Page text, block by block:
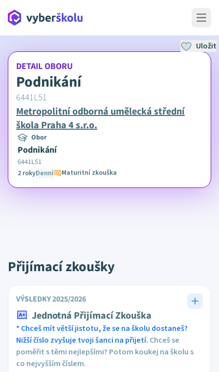
Open
DETAIL OBORU
Podnikání
6441L51
Metropolitní odborná umělecká střední
škola Praha 4 s.r.o.
Obor
Podnikání
6441L51
2 rokyDenní Maturitní zkouška
Uložit
Přijímací zkoušky
VÝSLEDKY 2025/2026
Jednotná Přijímací Zkouška
* Chceš mít větší jistotu, že se na školu dostaneš?
Nižší číslo zvyšuje tvoji šanci na přijetí. Chceš se
poměřit s těmi nejlepšími? Potom koukej na školu s
co nejvyšším číslem.